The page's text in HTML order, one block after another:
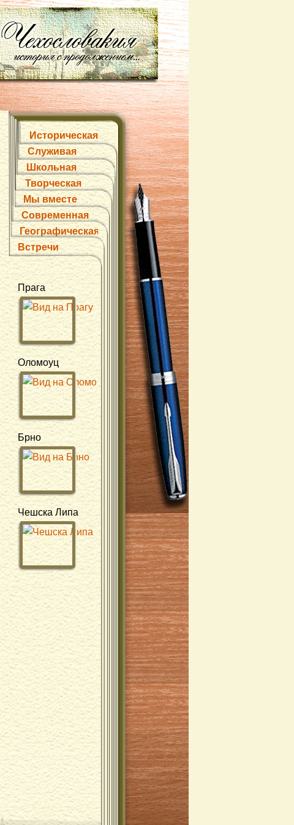
Историческая
Служивая
Школьная
Творческая
Мы вместе
Современная
Географическая
Встречи
Прага
Оломоуц
Брно
Чешска Липа